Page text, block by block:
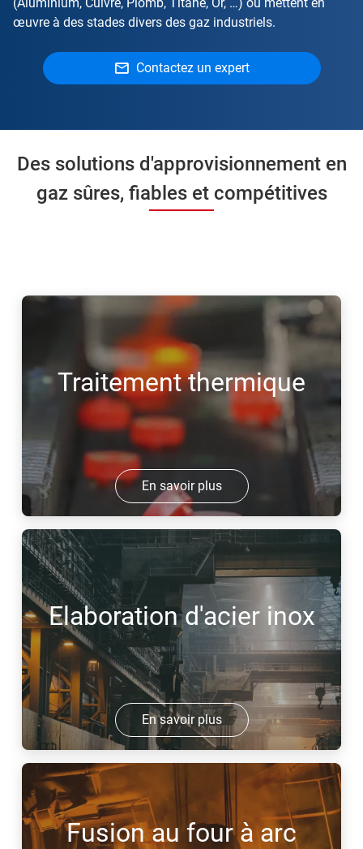
œuvre à des stades divers des gaz industriels.
Contactez un expert
Des solutions d'approvisionnement en
gaz sûres, fiables et compétitives
Traitement thermique
En savoir plus
Elaboration d'acier inox
En savoir plus
Fusion au four à arc